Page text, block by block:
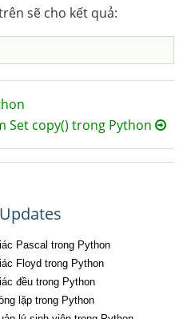
sẽ cho kết quả:
Set copy() trong Python
Pascal trong Python
Floyd trong Python
đều trong Python
lặp trong Python